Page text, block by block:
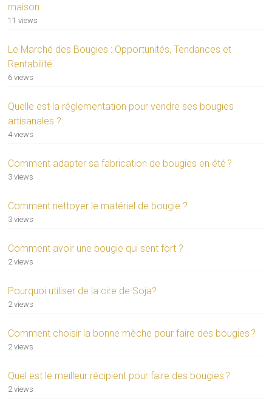
maison.
11 views
Le Marché des Bougies : Opportunités, Tendances et
Rentabilité
6 views
Quelle est la réglementation pour vendre ses bougies
artisanales ?
4 views
Comment adapter sa fabrication de bougies en été ?
3 views
Comment nettoyer le matériel de bougie ?
3 views
Comment avoir une bougie qui sent fort ?
2 views
Pourquoi utiliser de la cire de Soja?
2 views
Comment choisir la bonne mèche pour faire des bougies ?
2 views
Quel est le meilleur récipient pour faire des bougies ?
2 views